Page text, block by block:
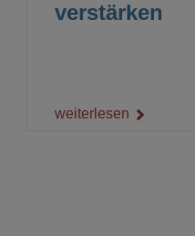
verstärken
weiterlesen